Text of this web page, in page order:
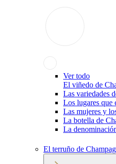
Ver todo
El viñedo de
Las variedades
Los lugares que
Las mujeres y
La botella de
La
El terruño de